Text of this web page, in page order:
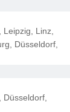
Leipzig, Linz,
Düsseldorf,
Düsseldorf,